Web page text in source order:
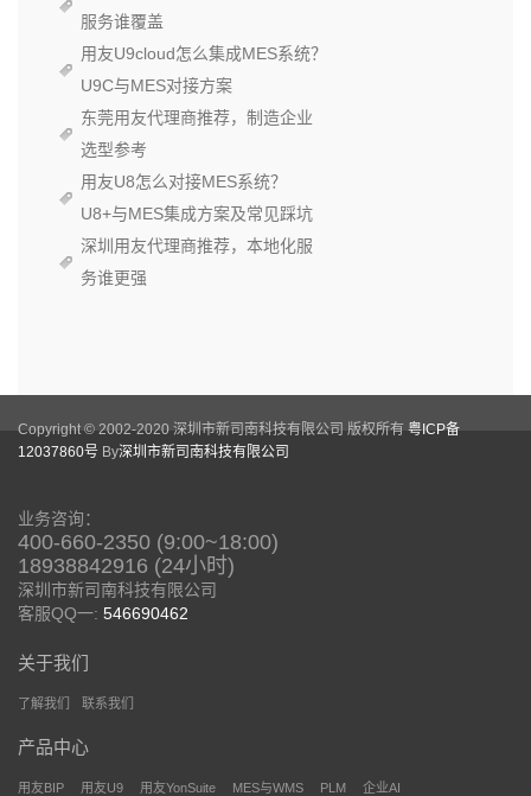
服务谁覆盖
用友U9cloud怎么集成MES系统？
U9C与MES对接方案
东莞用友代理商推荐，制造企业
选型参考
用友U8怎么对接MES系统？
U8+与MES集成方案及常见踩坑
深圳用友代理商推荐，本地化服
务谁更强
Copyright © 2002-2020 深圳市新司南科技有限公司 版权所有 粤ICP备
12037860号 By深圳市新司南科技有限公司
业务咨询：
400-660-2350 (9:00~18:00)
18938842916 (24小时)
深圳市新司南科技有限公司
客服QQ一: 546690462
关于我们
了解我们 联系我们
产品中心
用友BIP 用友U9 用友YonSuite MES与WMS PLM 企业AI